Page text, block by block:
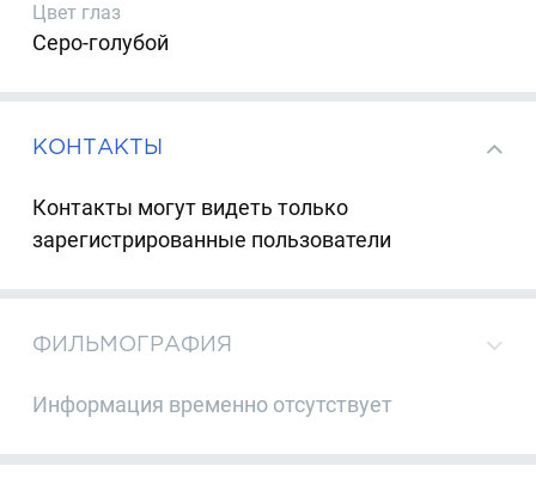
Цвет глаз
Серо-голубой
КОНТАКТЫ
Контакты могут видеть только
зарегистрированные пользователи
ФИЛЬМОГРАФИЯ
Информация временно отсутствует